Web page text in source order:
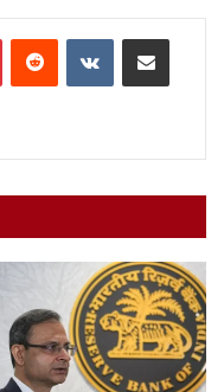
PinterestReddit VKontakteShare via Email